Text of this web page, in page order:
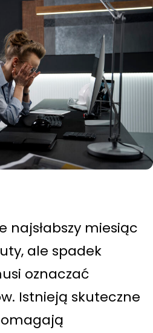
najsłabszy miesiąc
ale spadek
oznaczać
Istnieją skuteczne